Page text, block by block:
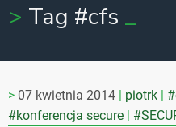
Tag #cfs
07 kwietnia 2014 piotrk
#konferencja secure